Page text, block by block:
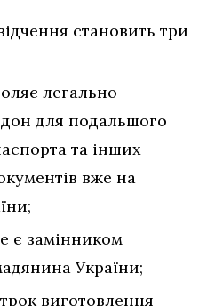
становить три
легально
для подальшого
та інших
вже на
є замінником
України;
виготовлення